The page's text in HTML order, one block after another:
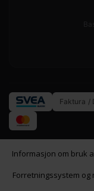
Faktura /
Informasjon om bruk
Forretningssystem og